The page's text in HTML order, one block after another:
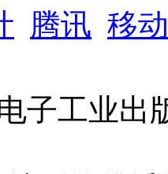
腾讯 移
子工业出